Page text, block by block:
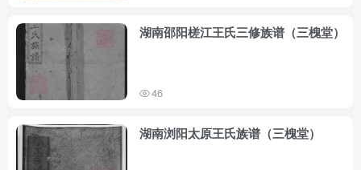
湖南邵阳槎江王氏三修族谱（三槐堂）
46
湖南浏阳太原王氏族谱（三槐堂）